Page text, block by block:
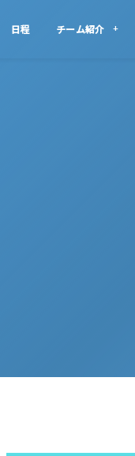
日程 チーム紹介